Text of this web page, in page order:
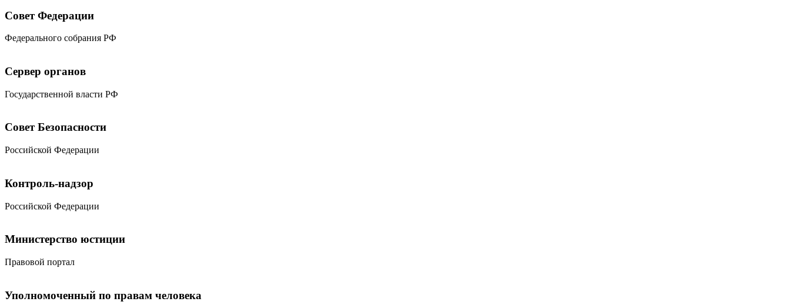
Совет Федерации
Федерального собрания РФ
Сервер органов
Государственной власти РФ
Совет Безопасности
Российской Федерации
Контроль-надзор
Российской Федерации
Министерство юстиции
Правовой портал
Уполномоченный по правам человека